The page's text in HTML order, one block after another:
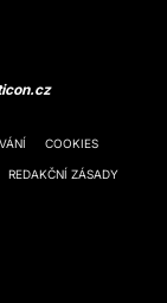
COOKIES
REDAKČNÍ ZÁSADY